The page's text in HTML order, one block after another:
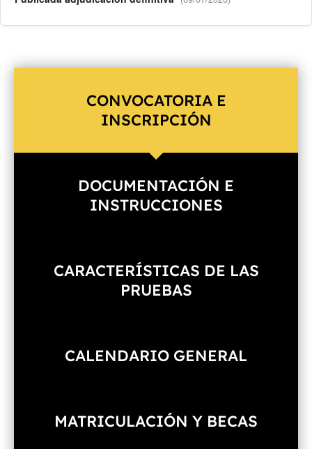
CONVOCATORIA E
INSCRIPCIÓN
DOCUMENTACIÓN E
INSTRUCCIONES
CARACTERÍSTICAS DE LAS
PRUEBAS
CALENDARIO GENERAL
MATRICULACIÓN Y BECAS